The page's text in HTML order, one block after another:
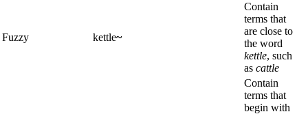
Fuzzy kettle~
Contain
terms that
are close to
the word
kettle, such
as cattle
Contain
terms that
begin with